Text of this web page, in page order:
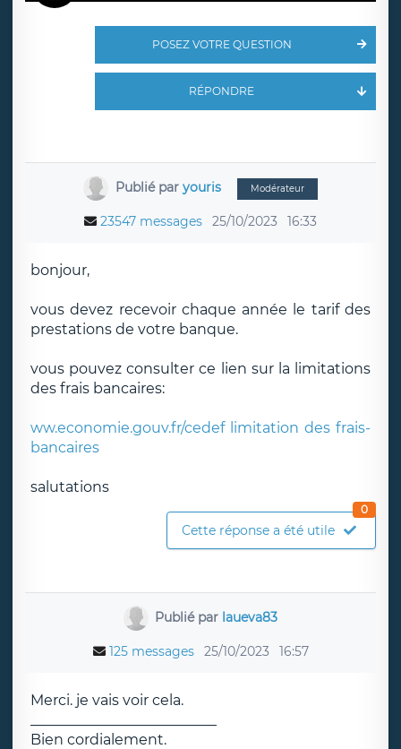
POSEZ VOTRE QUESTION
RÉPONDRE
Publié par youris Modérateur
23547 messages 25/10/2023 16:33
bonjour,
vous devez recevoir chaque année le tarif des
prestations de votre banque.
vous pouvez consulter ce lien sur la limitations
des frais bancaires:
ww.economie.gouv.fr/cedef limitation des frais-
bancaires
salutations
Cette réponse a été utile
0
Publié par laueva83
125 messages 25/10/2023 16:57
Merci. je vais voir cela.
Bien cordialement.